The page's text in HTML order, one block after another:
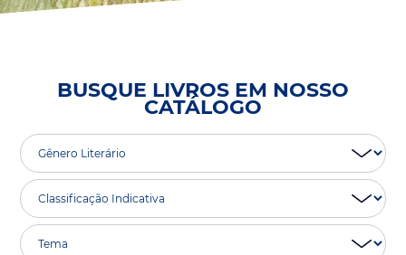
BUSQUE LIVROS EM NOSSO
CATÁLOGO